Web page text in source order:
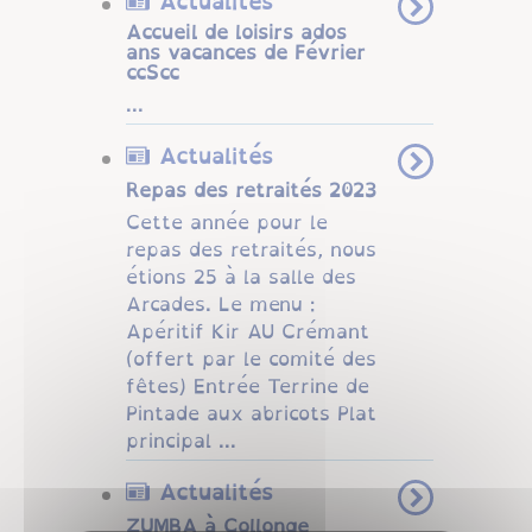
Accueil de loisirs ados
ans vacances de Février
ccScc
...
Actualités
Repas des retraités 2023
Cette année pour le
repas des retraités, nous
étions 25 à la salle des
Arcades. Le menu :
Apéritif Kir AU Crémant
(offert par le comité des
fêtes) Entrée Terrine de
Pintade aux abricots Plat
principal ...
Actualités